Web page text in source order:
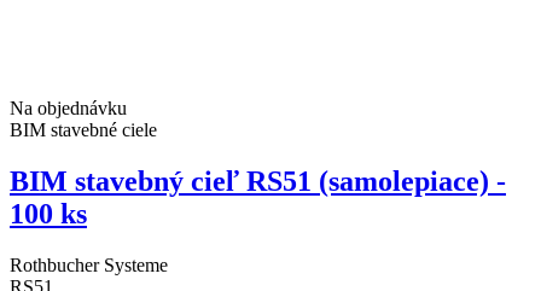
Na objednávku
BIM stavebné ciele
BIM stavebný cieľ RS51 (samolepiace) -
100 ks
Rothbucher Systeme
RS51